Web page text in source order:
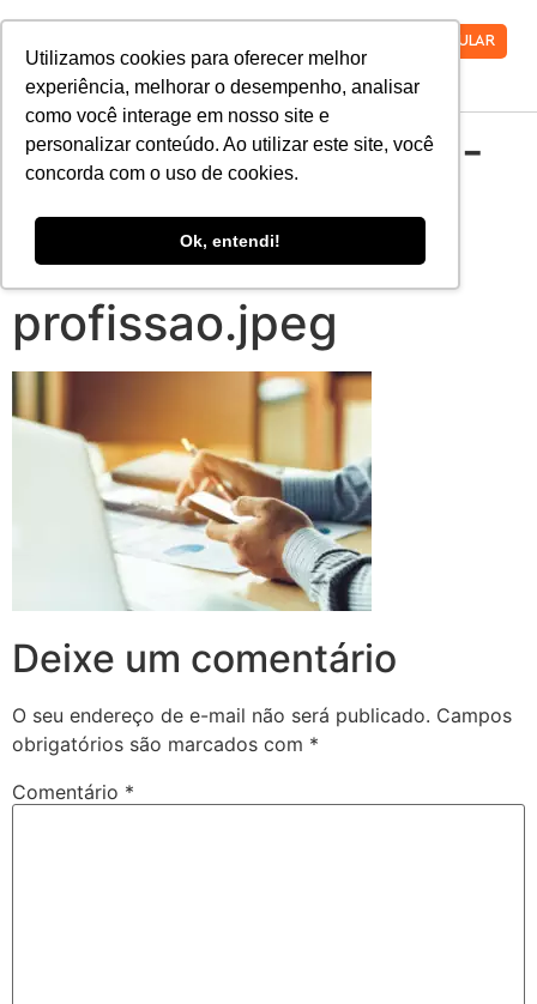
Utilizamos cookies para oferecer melhor
experiência, melhorar o desempenho, analisar
como você interage em nosso site e
personalizar conteúdo. Ao utilizar este site, você
concorda com o uso de cookies.
Ok, entendi!
VESTIBULAR
contabilidade-40-o-
que-esperar-do-
futuro-da-
profissao.jpeg
Deixe um comentário
O seu endereço de e-mail não será publicado. Campos
obrigatórios são marcados com *
Comentário *